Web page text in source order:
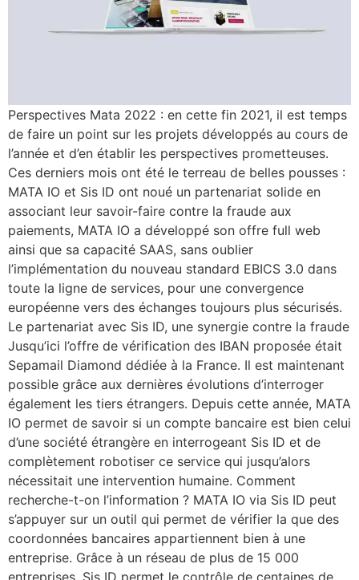
Perspectives Mata 2022 : en cette fin 2021, il est temps
de faire un point sur les projets développés au cours de
l’année et d’en établir les perspectives prometteuses.
Ces derniers mois ont été le terreau de belles pousses :
MATA IO et Sis ID ont noué un partenariat solide en
associant leur savoir-faire contre la fraude aux
paiements, MATA IO a développé son offre full web
ainsi que sa capacité SAAS, sans oublier
l’implémentation du nouveau standard EBICS 3.0 dans
toute la ligne de services, pour une convergence
européenne vers des échanges toujours plus sécurisés.
Le partenariat avec Sis ID, une synergie contre la fraude
Jusqu’ici l’offre de vérification des IBAN proposée était
Sepamail Diamond dédiée à la France. Il est maintenant
possible grâce aux dernières évolutions d’interroger
également les tiers étrangers. Depuis cette année, MATA
IO permet de savoir si un compte bancaire est bien celui
d’une société étrangère en interrogeant Sis ID et de
complètement robotiser ce service qui jusqu’alors
nécessitait une intervention humaine. Comment
recherche-t-on l’information ? MATA IO via Sis ID peut
s’appuyer sur un outil qui permet de vérifier la que des
coordonnées bancaires appartiennent bien à une
entreprise. Grâce à un réseau de plus de 15 000